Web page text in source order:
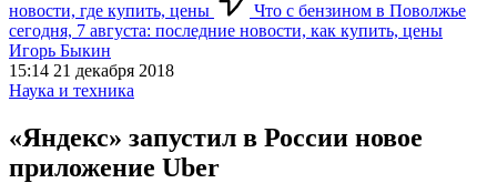
новости, где купить, цены
Что с бензином в Поволжье
сегодня, 7 августа: последние новости, как купить, цены
Игорь Быкин
15:14 21 декабря 2018
Наука и техника
«Яндекс» запустил в России новое
приложение Uber